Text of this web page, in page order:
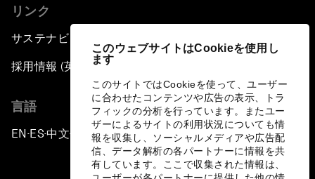
このウェブサイトはCookieを使用し
ます
このサイトではCookieを使って、ユーザー
に合わせたコンテンツや広告の表示、トラ
フィックの分析を行っています。またユー
ザーによるサイトの利用状況についても情
報を収集し、ソーシャルメディアや広告配
信、データ解析の各パートナーに情報を共
有しています。ここで収集された情報は、
リンク
サステナビリティへの取り組み
採用情報 (英語のみ)
言語
EN ▪ ES▪中文▪ 日本語